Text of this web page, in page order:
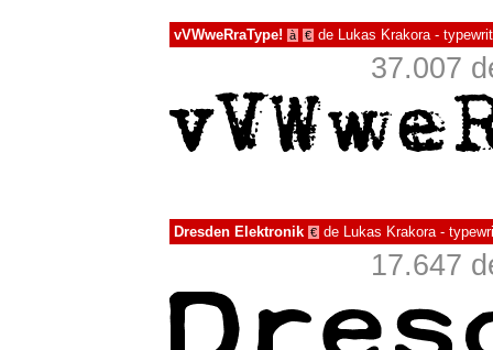
vVWweRraType! à € de Lukas Krakora -
37.007
Dresden Elektronik € de Lukas Krakora -
17.647